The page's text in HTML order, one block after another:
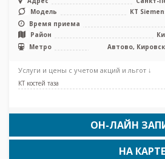
Модель
КТ
Время приема
Район
Метро
Автово,
Услуги и цены с учетом акций и льгот ↓
КТ костей таза
ОН-ЛАЙН
НА КАРТЕ